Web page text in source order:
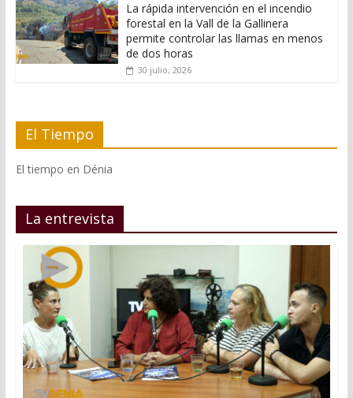
La rápida intervención en el incendio
forestal en la Vall de la Gallinera
permite controlar las llamas en menos
de dos horas
30 julio, 2026
El Tiempo
El tiempo en Dénia
La entrevista